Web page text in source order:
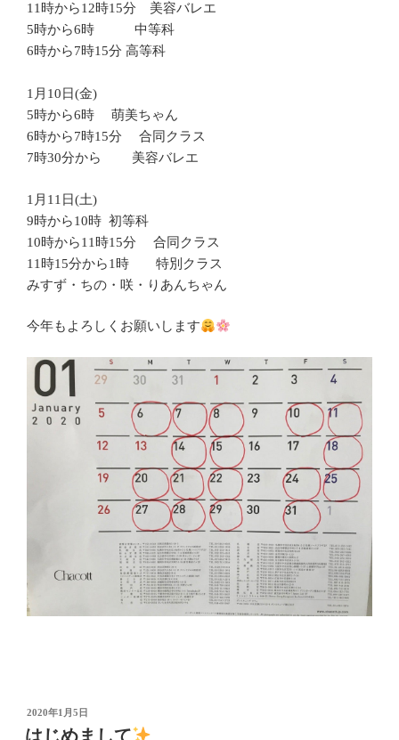
11時から12時15分 美容バレエ
5時から6時 中等科
6時から7時15分 高等科
1月10日(金)
5時から6時 萌美ちゃん
6時から7時15分 合同クラス
7時30分から 美容バレエ
1月11日(土)
9時から10時 初等科
10時から11時15分 合同クラス
11時15分から1時 特別クラス
みすず・ちの・咲・りあんちゃん
今年もよろしくお願いします
投
稿
2020年1月5日
はじめまして